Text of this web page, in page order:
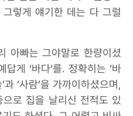
렇게 얘기한 데는 다 그럴
아빠는 그야말로 한량이셨
답게 ‘바다’를. 정확히는 ‘바
과 ‘사람’을 가까이하셨으며,
로 집을 날리신 전적도 있